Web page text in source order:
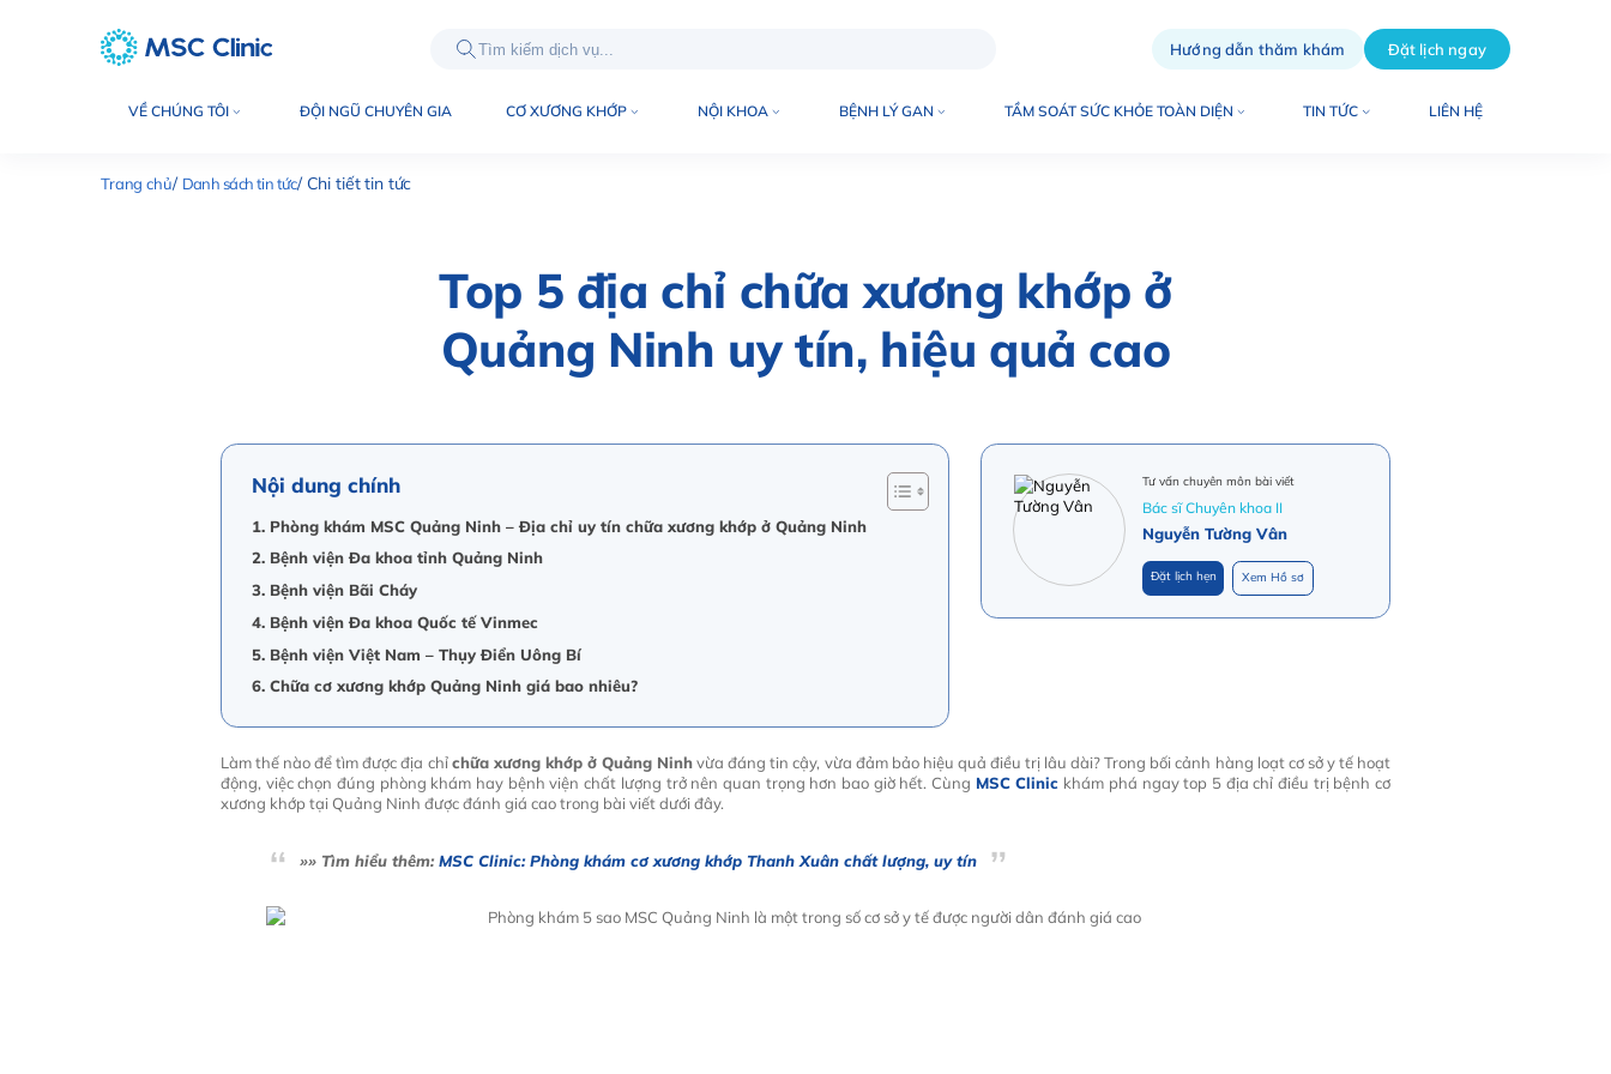
Hướng dẫn thăm khám Đặt lịch ngay
VỀ CHÚNG TÔI ĐỘI NGŨ CHUYÊN GIA CƠ XƯƠNG KHỚP NỘI KHOA BỆNH LÝ GAN TẦM SOÁT SỨC KHỎE TOÀN DIỆN TIN TỨC LIÊN HỆ
Trang chủ Danh sách tin tức Chi tiết tin tức
Top 5 địa chỉ chữa xương khớp ở
Quảng Ninh uy tín, hiệu quả cao
Nội dung chính
1. Phòng khám MSC Quảng Ninh – Địa chỉ uy tín chữa xương khớp ở Quảng Ninh
2. Bệnh viện Đa khoa tỉnh Quảng Ninh
3. Bệnh viện Bãi Cháy
4. Bệnh viện Đa khoa Quốc tế Vinmec
5. Bệnh viện Việt Nam – Thụy Điển Uông Bí
6. Chữa cơ xương khớp Quảng Ninh giá bao nhiêu?
Tư vấn chuyên môn bài viết
Bác sĩ Chuyên khoa II
Nguyễn Tường Vân
Đặt lịch hẹn Xem Hồ sơ
Làm thế nào để tìm được địa chỉchữa xương khớp ở Quảng Ninhvừa đáng tin cậy, vừa đảm bảo hiệu quả điều trị lâu dài? Trong bối cảnh hàng loạt cơ sở y tế hoạt
động, việc chọn đúng phòng khám hay bệnh viện chất lượng trở nên quan trọng hơn bao giờ hết. Cùng MSC Clinic khám phá ngay top 5 địa chỉ điều trị bệnh cơ
xương khớp tại Quảng Ninh được đánh giá cao trong bài viết dưới đây.
»» Tìm hiểu thêm:MSC Clinic: Phòng khám cơ xương khớp Thanh Xuân chất lượng, uy tín